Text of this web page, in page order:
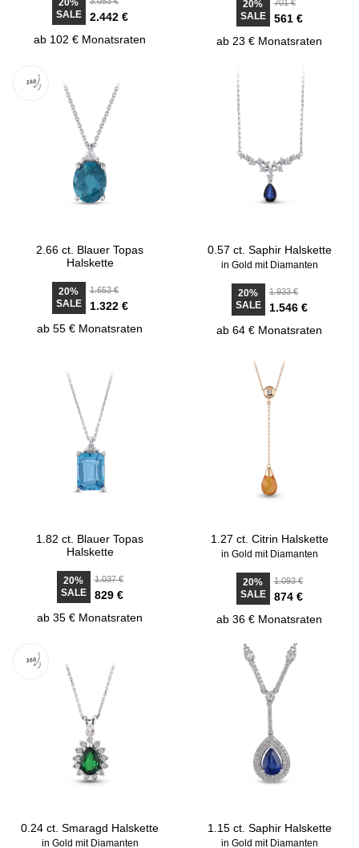
20%
SALE
2.442 €
ab 102 € Monatsraten
20%
SALE
701 €
561 €
ab 23 € Monatsraten
2.66 ct. Blauer Topas
Halskette
20%
SALE
1.653 €
1.322 €
ab 55 € Monatsraten
0.57 ct. Saphir Halskette
in Gold mit Diamanten
20%
SALE
1.933 €
1.546 €
ab 64 € Monatsraten
1.82 ct. Blauer Topas
Halskette
20%
SALE
1.037 €
829 €
ab 35 € Monatsraten
1.27 ct. Citrin Halskette
in Gold mit Diamanten
20%
SALE
1.093 €
874 €
ab 36 € Monatsraten
0.24 ct. Smaragd Halskette
in Gold mit Diamanten
1.15 ct. Saphir Halskette
in Gold mit Diamanten